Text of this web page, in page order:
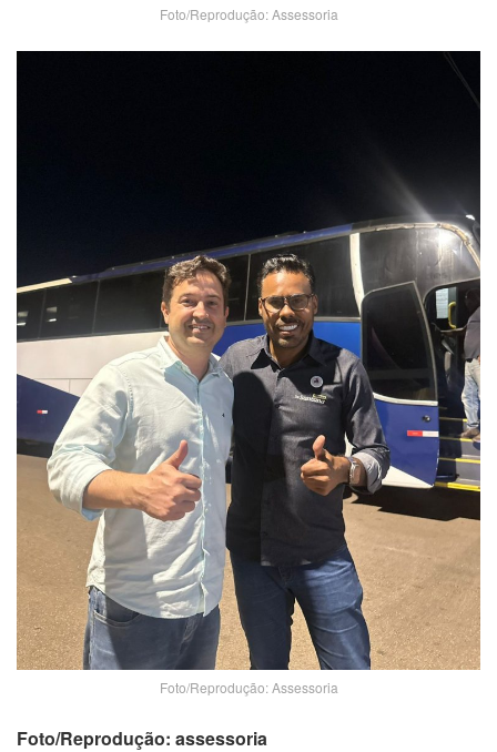
Foto/Reprodução: Assessoria
Foto/Reprodução: Assessoria
Foto/Reprodução: assessoria